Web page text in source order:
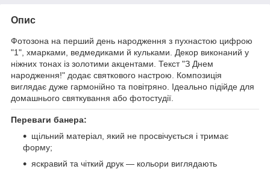
Опис
Фотозона на перший день народження з пухнастою цифрою
"1", хмарками, ведмедиками й кульками. Декор виконаний у
ніжних тонах із золотими акцентами. Текст "З Днем
народження!" додає святкового настрою. Композиція
виглядає дуже гармонійно та повітряно. Ідеально підійде для
домашнього святкування або фотостудії.
Переваги банера:
щільний матеріал, який не просвічується і тримає
форму;
яскравий та чіткий друк — кольори виглядають